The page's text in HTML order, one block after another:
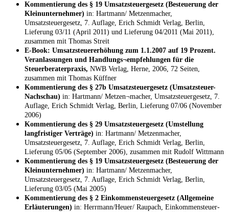
Kommentierung des § 19 Umsatzsteuergesetz (Besteuerung der
Kleinunternehmer) in: Hartmann/ Metzenmacher,
Umsatzsteuergesetz, 7. Auflage, Erich Schmidt Verlag, Berlin,
Lieferung 03/11 (April 2011) und Lieferung 04/2011 (Mai 2011),
zusammen mit Thomas Streit
E-Book: Umsatzsteuererhöhung zum 1.1.2007 auf 19 Prozent.
Veranlassungen und Handlungs¬empfehlungen für die
Steuerberaterpraxis, NWB Verlag, Herne, 2006, 72 Seiten,
zusammen mit Thomas Küffner
Kommentierung des § 27b Umsatzsteuergesetz (Umsatzsteuer-
Nachschau) in: Hartmann/ Metzen¬macher, Umsatzsteuergesetz, 7.
Auflage, Erich Schmidt Verlag, Berlin, Lieferung 07/06 (November
2006)
Kommentierung des § 29 Umsatzsteuergesetz (Umstellung
langfristiger Verträge) in: Hartmann/ Metzenmacher,
Umsatzsteuergesetz, 7. Auflage, Erich Schmidt Verlag, Berlin,
Lieferung 05/06 (September 2006), zusammen mit Rudolf Wittmann
Kommentierung des § 19 Umsatzsteuergesetz (Besteuerung der
Kleinunternehmer) in: Hartmann/ Metzenmacher,
Umsatzsteuergesetz, 7. Auflage, Erich Schmidt Verlag, Berlin,
Lieferung 03/05 (Mai 2005)
Kommentierung des § 2 Einkommensteuergesetz (Allgemeine
Erläuterungen) in: Herrmann/Heuer/ Raupach, Einkommensteuer-